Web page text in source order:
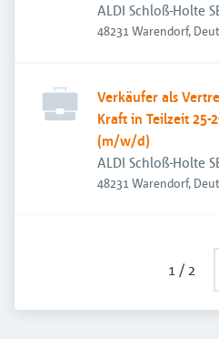
ALDI Schloß-Holte
48231 Warendorf,
Verkäufer als
Kraft in Teilzeit 25-
(m/w/d)
ALDI Schloß-Holte
48231 Warendorf,
1 / 2